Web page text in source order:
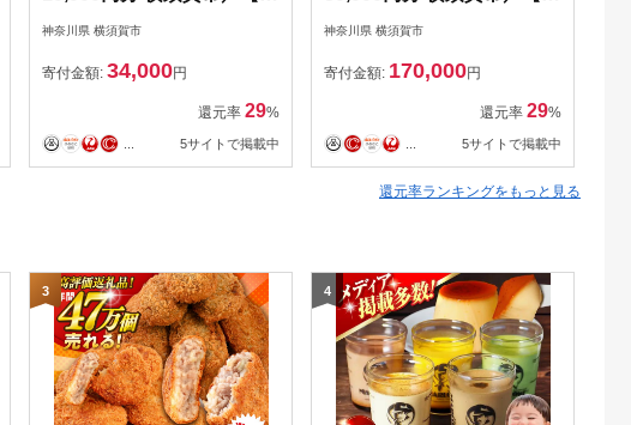
式会社エイチ・アイ・エ
神奈川県 横須賀市
寄付金額: 34,000円
還元率 29%
5サイトで掲載中
式会社エイチ・アイ・エ
神奈川県 横須賀市
寄付金額: 170,000円
還元率 29%
5サイトで掲載中
還元率ランキングをもっと見る
3 4